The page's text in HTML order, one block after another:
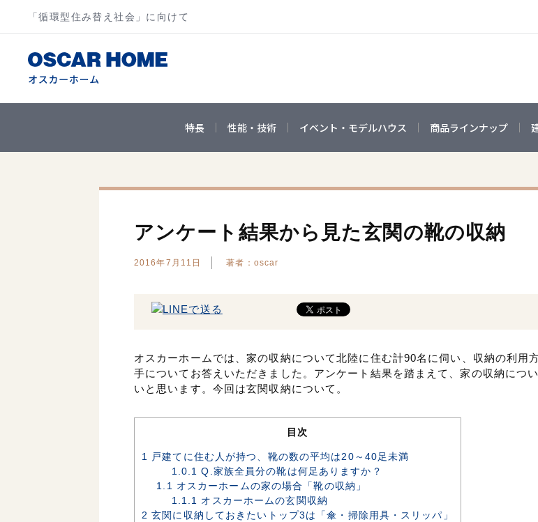
「循環型住み替え社会」に向けて
特長 性能・技術 イベント・モデルハウス 商品ラインナップ
アンケート結果から見た玄関の靴の収納
2016年7月11日 著者：oscar
オスカーホームでは、家の収納について北陸に住む計90名に伺い、収納の利用
手についてお答えいただきました。アンケート結果を踏まえて、家の収納につ
いと思います。今回は玄関収納について。
目次
1 戸建てに住む人が持つ、靴の数の平均は20～40足未満
1.0.1 Q.家族全員分の靴は何足ありますか？
1.1 オスカーホームの家の場合「靴の収納」
1.1.1 オスカーホームの玄関収納
2 玄関に収納しておきたいトップ3は「傘・掃除用具・スリッパ」